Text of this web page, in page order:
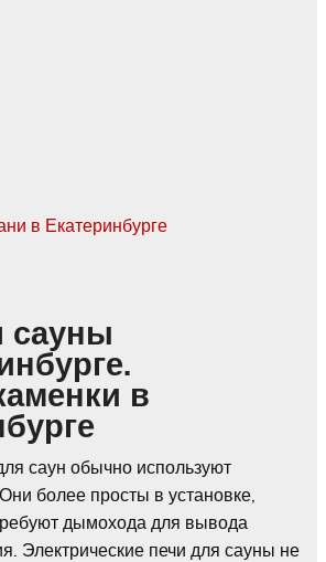
в Екатеринбурге
сауны
в
саун обычно используют
более просты в установке,
дымохода для вывода
Электрические печи для сауны не